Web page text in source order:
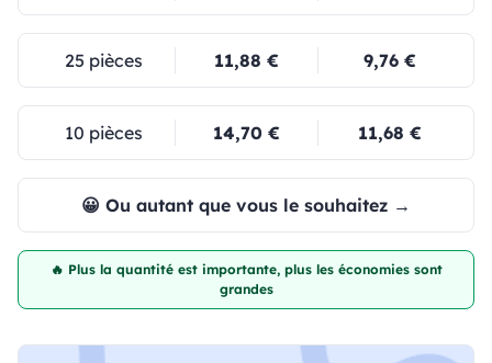
25 pièces 11,88 € 9,76 €
10 pièces 14,70 € 11,68 €
😀 Ou autant que vous le souhaitez →
🔥 Plus la quantité est importante, plus les économies sont
grandes